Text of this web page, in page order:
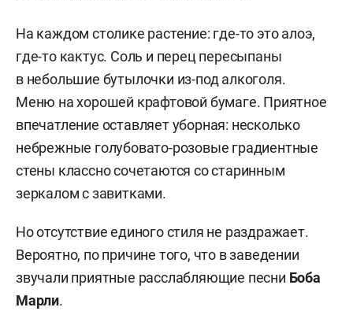
На каждом столике растение: где-то это алоэ,
где-то кактус. Соль и перец пересыпаны
в небольшие бутылочки из-под алкоголя.
Меню на хорошей крафтовой бумаге. Приятное
впечатление оставляет уборная: несколько
небрежные голубовато-розовые градиентные
стены классно сочетаются со старинным
зеркалом с завитками.
Но отсутствие единого стиля не раздражает.
Вероятно, по причине того, что в заведении
звучали приятные расслабляющие песни Боба
Марли.